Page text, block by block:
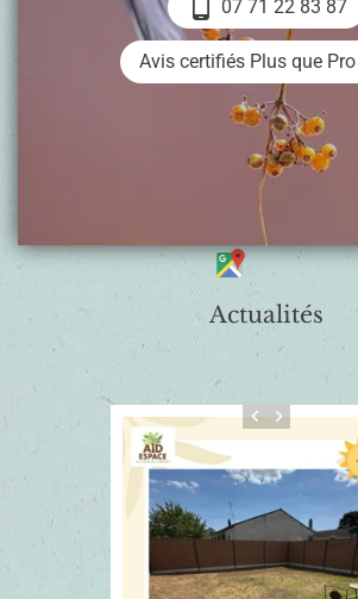
phone_android 07 71 22 83 87
Avis certifiés Plus que Pro
Actualités
keyboard_arrow_leftkeyboard_arrow_right